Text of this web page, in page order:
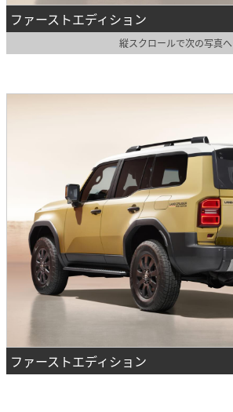
ファーストエディション
縦スクロールで次の写真へ
ファーストエディション